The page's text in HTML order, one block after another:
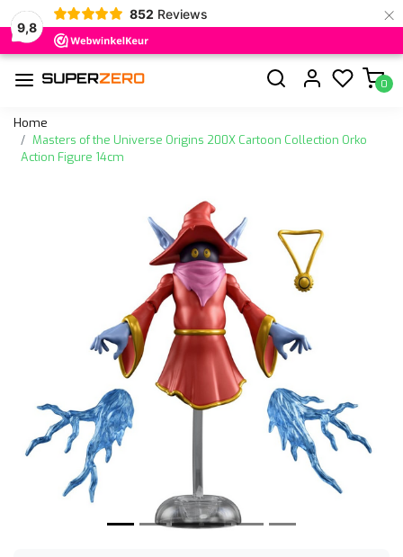
9,8
852 Reviews ×
0
Home
Masters of the Universe Origins 200X Cartoon Collection Orko
Action Figure 14cm